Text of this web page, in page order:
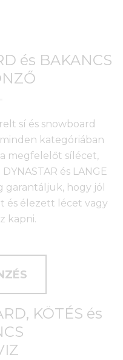
és BAKANCS
sí és snowboard
kategóriában
megfelelőt sílécet,
és LANGE
garantáljuk, hogy jól
és élezett lécet vagy
kapni.
KÖTÉS és